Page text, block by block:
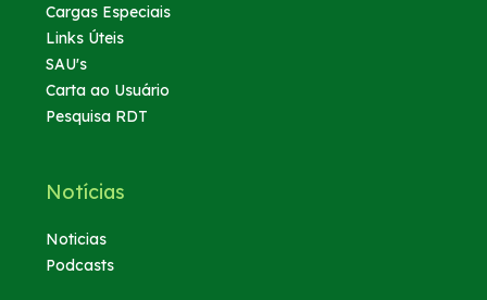
Cargas Especiais
Links Úteis
SAU's
Carta ao Usuário
Pesquisa RDT
Notícias
Noticias
Podcasts